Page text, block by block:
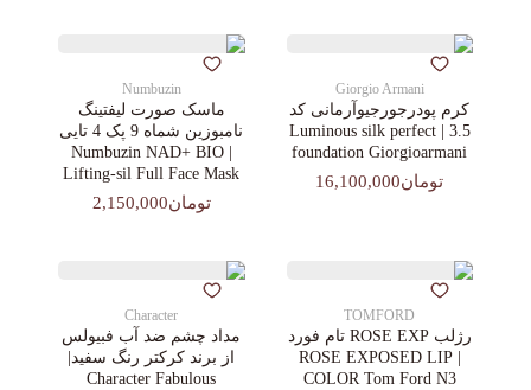
Giorgio Armani
کرم پودرجورجیوآرمانی کد
3.5 | Luminous silk perfect
foundation Giorgioarmani
تومان16,100,000
Numbuzin
ماسک صورت لیفتینگ
نامبوزین شماه 9 پک 4 تایی
| Numbuzin NAD+ BIO
Lifting-sil Full Face Mask
تومان2,150,000
TOMFORD
رژلب ROSE EXP تام فورد
| ROSE EXPOSED LIP
COLOR Tom Ford N3
Character
مداد چشم ضد آب فبیولس
از برند کرکتر رنگ سفید|
Character Fabulous